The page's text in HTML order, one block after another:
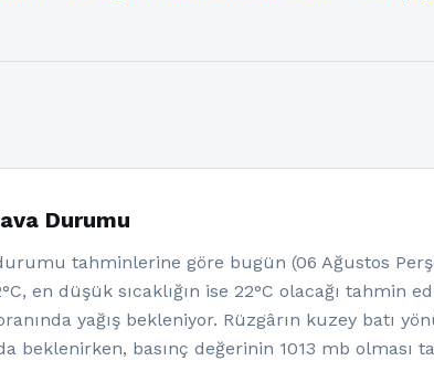
Durumu
tahminlerine göre bugün (06 Ağustos
en düşük sıcaklığın ise 22°C olacağı tahmin
yağış bekleniyor. Rüzgârın kuzey batı
beklenirken, basınç değerinin 1013 mb olması